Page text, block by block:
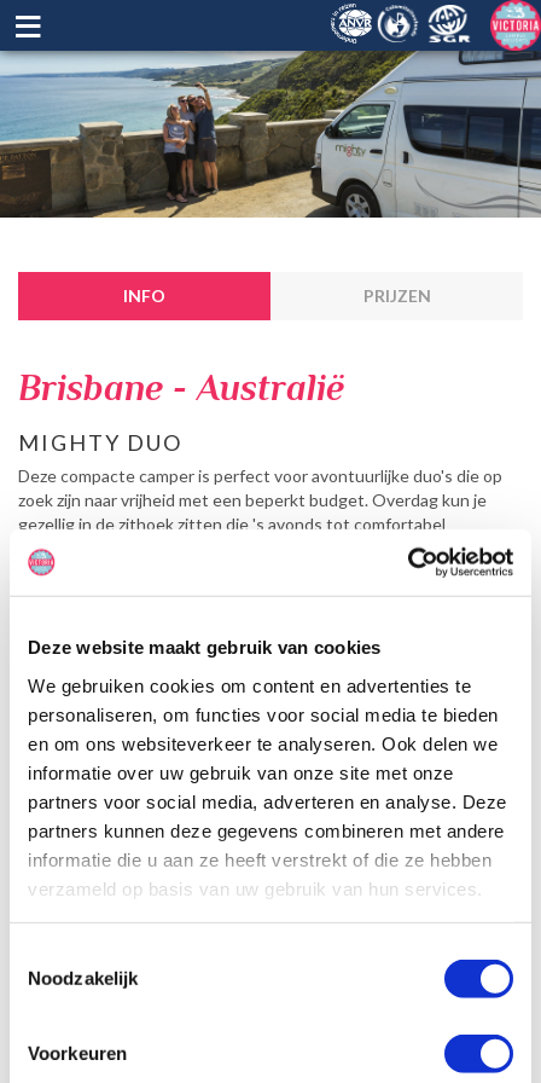
Deze website maakt gebruik van cookies
We gebruiken cookies om content en advertenties te
personaliseren, om functies voor social media te bieden
en om ons websiteverkeer te analyseren. Ook delen we
informatie over uw gebruik van onze site met onze
partners voor social media, adverteren en analyse. Deze
partners kunnen deze gegevens combineren met andere
informatie die u aan ze heeft verstrekt of die ze hebben
verzameld op basis van uw gebruik van hun services.
Noodzakelijk
Voorkeuren
≡
INFO PRIJZEN
Brisbane - Australië
MIGHTY DUO
Deze compacte camper is perfect voor avontuurlijke duo's die op
zoek zijn naar vrijheid met een beperkt budget. Overdag kun je
gezellig in de zithoek zitten die 's avonds tot comfortabel
tweepersoonsbed kan worden omgebouwd. Daarnaast beschikt
de camper over een volledig uitgerust keukentje en een douche en
toilet.